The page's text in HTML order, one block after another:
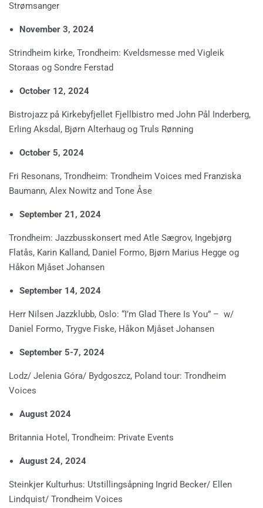
Strømsanger
November 3, 2024
Strindheim kirke, Trondheim: Kveldsmesse med Vigleik
Storaas og Sondre Ferstad
October 12, 2024
Bistrojazz på Kirkebyfjellet Fjellbistro med John Pål Inderberg,
Erling Aksdal, Bjørn Alterhaug og Truls Rønning
October 5, 2024
Fri Resonans, Trondheim: Trondheim Voices med Franziska
Baumann, Alex Nowitz and Tone Åse
September 21, 2024
Trondheim: Jazzbusskonsert med Atle Sægrov, Ingebjørg
Flatås, Karin Kalland, Daniel Formo, Bjørn Marius Hegge og
Håkon Mjåset Johansen
September 14, 2024
Herr Nilsen Jazzklubb, Oslo: “I’m Glad There Is You” – w/
Daniel Formo, Trygve Fiske, Håkon Mjåset Johansen
September 5-7, 2024
Lodz/ Jelenia Góra/ Bydgoszcz, Poland tour: Trondheim
Voices
August 2024
Britannia Hotel, Trondheim: Private Events
August 24, 2024
Steinkjer Kulturhus: Utstillingsåpning Ingrid Becker/ Ellen
Lindquist/ Trondheim Voices